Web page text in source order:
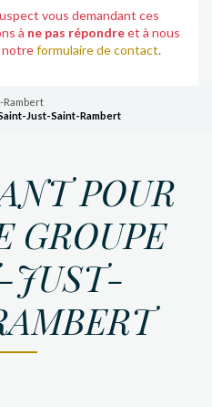
vous demandant ces
à ne pas répondreet à nous
notreformulaire de contact.
Rambert
Just-Saint-Rambert
POUR
GROUPE
JUST-